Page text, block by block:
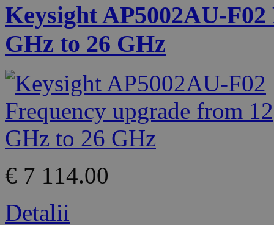
Keysight AP5002AU-
GHz to 26 GHz
€ 7 114.00
Detalii